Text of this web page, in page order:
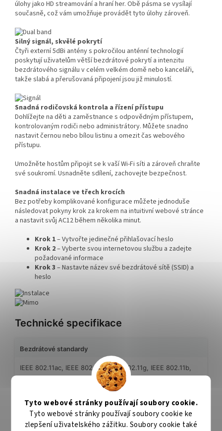
Tyto webové stránky používají soubory cookie.
Tyto webové stránky používají soubory cookie ke
zlepšení uživatelského zážitku. Soubory cookie také
úlohy jako HD streamování a hraní her. Obě pásma se vysílají
současně, což vám umožňuje provádět tyto úlohy zároveň.
Silný signál, skvělé pokrytí
Čtyři externí 5dBi antény s pokročilou anténní technologií
poskytují uživatelům větší bezdrátové pokrytí a intenzitu
bezdrátového signálu v celém velkém domě nebo kanceláři,
takže slabá a přerušovaná připojení jsou již minulostí.
Snadná rodičovská kontrola a řízení přístupu
Dohlížejte na děti a zaměstnance s odpovědným přístupem,
kontrolovaným rodiči nebo administrátory. Můžete snadno
nastavit černou nebo bílou listinu a omezit čas webového
přístupu.
Umožněte hostům připojit se k vaší Wi-Fi síti a zároveň chraňte
své soukromí. Usnadněte sdílení, zachovejte bezpečnost.
Snadná instalace ve třech krocích
Bez potřeby komplikované konfigurace můžete jednoduše
následovat pokyny krok za krokem na intuitivní webové stránce
a nastavit svůj AC12 během několika minut.
Krok 1– Vytvořte jedinečné přihlašovací heslo
Krok 2– Vyberte svou internetovou službu a zadejte
požadované informace
Krok 3 – Nastavte název své bezdrátové sítě (SSID) a
heslo
Technické specifikace
Bezdrátové standardy
IEEE 802.11ac, IEEE 802.11n, IEEE 802.11g, IEEE 802.11b,
Frekvence
2,390 ~ 2,4835 GHz